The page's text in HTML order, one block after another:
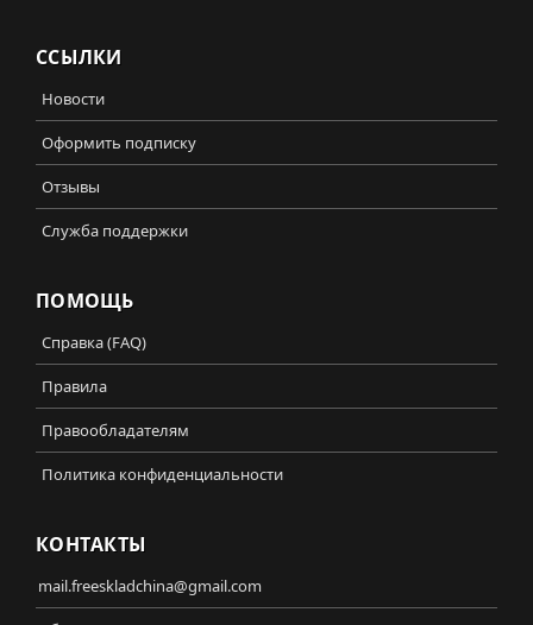
ССЫЛКИ
Новости
Оформить подписку
Отзывы
Служба поддержки
ПОМОЩЬ
Справка (FAQ)
Правила
Правообладателям
Политика конфиденциальности
КОНТАКТЫ
mail.freeskladchina@gmail.com